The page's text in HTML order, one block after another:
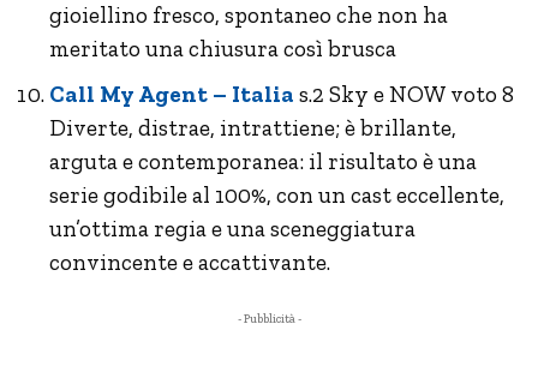
gioiellino fresco, spontaneo che non ha
meritato una chiusura così brusca
Call My Agent – Italia s.2 Sky e NOW voto 8
Diverte, distrae, intrattiene; è brillante,
arguta e contemporanea: il risultato è una
serie godibile al 100%, con un cast eccellente,
un’ottima regia e una sceneggiatura
convincente e accattivante.
- Pubblicità -